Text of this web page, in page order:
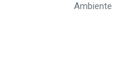
Ambiente